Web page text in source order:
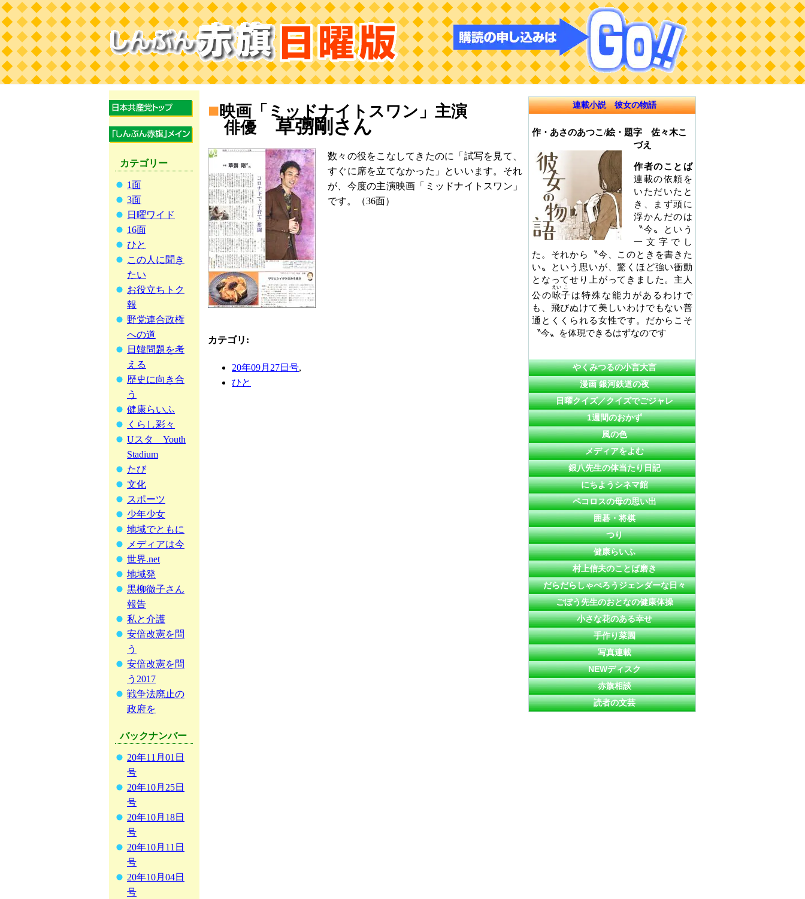
カテゴリー
1面
3面
日曜ワイド
16面
ひと
この人に聞き
たい
お役立ちトク
報
野党連合政権
への道
日韓問題を考
える
歴史に向き合
う
健康らいふ
くらし彩々
Uスタ Youth
Stadium
たび
文化
スポーツ
少年少女
地域でともに
メディアは今
世界.net
地域発
黒柳徹子さん
報告
私と介護
安倍改憲を問
う
安倍改憲を問
う2017
戦争法廃止の
政府を
バックナンバー
20年11月01日
号
20年10月25日
号
20年10月18日
号
20年10月11日
号
20年10月04日
号
■映画「ミッドナイトスワン」主演
俳優 草彅剛さん
数々の役をこなしてきたのに「試写を見て、
すぐに席を立てなかった」といいます。それ
が、今度の主演映画「ミッドナイトスワン」
です。（36面）
カテゴリ :
20年09月27日号,
ひと
連載小説 彼女の物語
作・あさのあつこ/絵・題字 佐々木こ
づえ
作者のことば
連載の依頼を
いただいたと
き、まず頭に
浮かんだのは
〝今〟という
一文字でし
た。それから〝今、このときを書きた
い〟という思いが、驚くほど強い衝動
となってせり上がってきました。主人
公の咏
えい
子
こ
は特殊な能力があるわけで
も、飛びぬけて美しいわけでもない普
通とくくられる女性です。だからこそ
〝今〟を体現できるはずなのです
やくみつるの小言大言
漫画 銀河鉄道の夜
日曜クイズ／クイズでごジャレ
1週間のおかず
風の色
メディアをよむ
銀八先生の体当たり日記
にちようシネマ館
ペコロスの母の思い出
囲碁・将棋
つり
健康らいふ
村上信夫のことば磨き
だらだらしゃべろうジェンダーな日々
ごぼう先生のおとなの健康体操
小さな花のある幸せ
手作り菜園
写真連載
NEWディスク
赤旗相談
読者の文芸